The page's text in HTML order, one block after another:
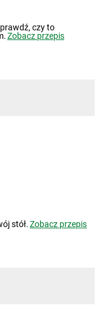
czy to
Zobacz przepis
stół.Zobacz przepis